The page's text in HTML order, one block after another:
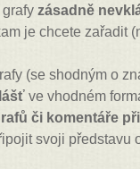
grafyzásadně
je chcete zařadit
(se shodným o
ve vhodném
či komentáře
svoji představu